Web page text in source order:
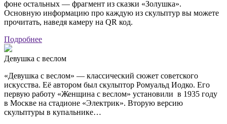
фоне остальных — фрагмент из сказки «Золушка».
Основную информацию про каждую из скульптур вы можете
прочитать, наведя камеру на QR код.
Подробнее
Девушка с веслом
«Девушка с веслом» — классический сюжет советского
искусства. Её автором был скульптор Ромуальд Иодко. Его
первую работу «Женщина с веслом» установили в 1935 году
в Москве на стадионе «Электрик». Вторую версию
скульптуры в купальнике…